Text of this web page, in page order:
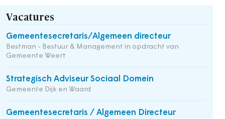
Vacatures
Gemeentesecretaris/Algemeen directeur
Bestman - Bestuur & Management in opdracht van
Gemeente Weert
Strategisch Adviseur Sociaal Domein
Gemeente Dijk en Waard
Gemeentesecretaris / Algemeen Directeur